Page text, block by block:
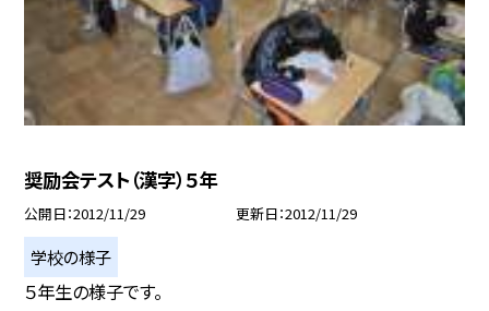
奨励会テスト（漢字）５年
公開日 2012/11/29 更新日 2012/11/29
学校の様子
５年生の様子です。